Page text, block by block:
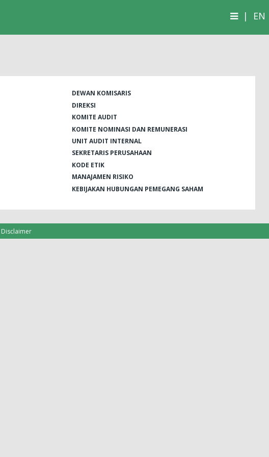
| EN
DEWAN KOMISARIS
DIREKSI
KOMITE AUDIT
KOMITE NOMINASI DAN REMUNERASI
UNIT AUDIT INTERNAL
SEKRETARIS PERUSAHAAN
KODE ETIK
MANAJAMEN RISIKO
KEBIJAKAN HUBUNGAN PEMEGANG SAHAM
Disclaimer